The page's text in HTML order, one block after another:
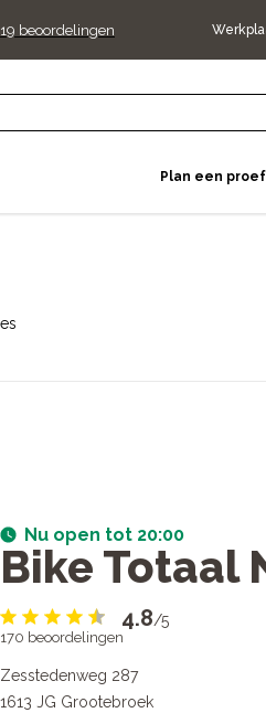
beoordelingen
Plan een
Nu open tot 20:00
Bike Totaal
4.8/5
170 beoordelingen
Zesstedenweg 287
1613 JG Grootebroek